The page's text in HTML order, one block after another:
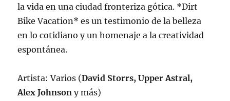
la vida en una ciudad fronteriza gótica. *Dirt
Bike Vacation* es un testimonio de la belleza
en lo cotidiano y un homenaje a la creatividad
espontánea.
Artista: Varios (David Storrs, Upper Astral,
Alex Johnsony más)